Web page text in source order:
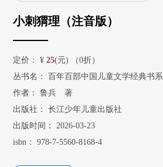
小刺猬理（注音版）
定价： ¥25(元) （0折）
丛书名：
百年百部中国儿童文学经典书系
作者：
鲁兵 著
出版社：
长江少年儿童出版社
出版时间：
2026-03-23
isbn：
978-7-5560-8168-4